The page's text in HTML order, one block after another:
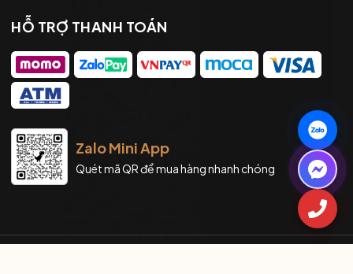
HỖ TRỢ THANH TOÁN
Zalo Mini App
Quét mã QR để mua hàng nhanh chóng